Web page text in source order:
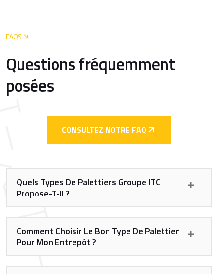
FAQS
Questions fréquemment
posées
CONSULTEZ NOTRE FAQ
Quels Types De Palettiers Groupe ITC
Propose-T-Il ?
Comment Choisir Le Bon Type De Palettier
Pour Mon Entrepôt ?